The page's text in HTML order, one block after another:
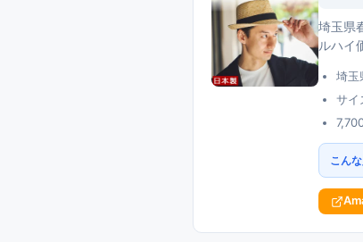
埼玉県
ルハイ
埼玉
サイ
こん